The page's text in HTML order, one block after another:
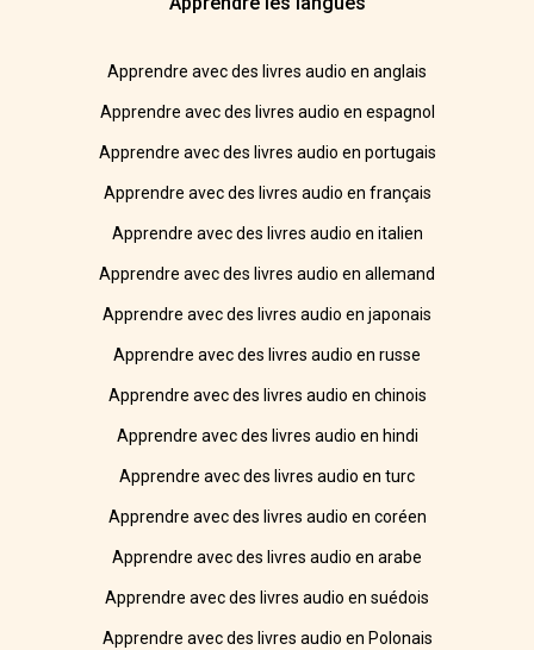
Apprendre avec des livres audio en anglais
Apprendre avec des livres audio en espagnol
Apprendre avec des livres audio en portugais
Apprendre avec des livres audio en français
Apprendre avec des livres audio en italien
Apprendre avec des livres audio en allemand
Apprendre avec des livres audio en japonais
Apprendre avec des livres audio en russe
Apprendre avec des livres audio en chinois
Apprendre avec des livres audio en hindi
Apprendre avec des livres audio en turc
Apprendre avec des livres audio en coréen
Apprendre avec des livres audio en arabe
Apprendre avec des livres audio en suédois
Apprendre avec des livres audio en Polonais